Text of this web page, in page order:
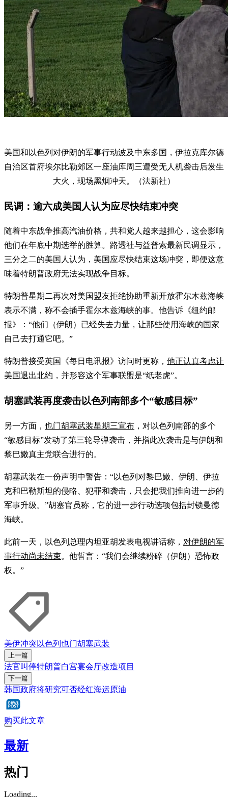
美国和以色列对伊朗的军事行动波及中东多国，伊拉克库尔德
自治区首府埃尔比勒郊区一座油库周三遭受无人机袭击后发生
大火，现场黑烟冲天。（法新社）
民调：逾六成美国人认为应尽快结束冲突
随着中东战争推高汽油价格，共和党人越来越担心，这会影响
他们在年底中期选举的胜算。路透社与益普索最新民调显示，
三分之二的美国人认为，美国应尽快结束这场冲突，即便这意
味着特朗普政府无法实现战争目标。
特朗普星期二再次对美国盟友拒绝协助重新开放霍尔木兹海峡
表示不满，称不会插手霍尔木兹海峡的事。他告诉《纽约邮
报》：“他们（伊朗）已经失去力量，让那些使用海峡的国家
自己去打通它吧。”
特朗普接受英国《每日电讯报》访问时更称， 他正认真考虑让
美国退出北约 ，并形容这个军事联盟是“纸老虎”。
胡塞武装再度袭击以色列南部多个“敏感目标”
另一方面， 也门胡塞武装星期三宣布 ，对以色列南部的多个
“敏感目标”发动了第三轮导弹袭击，并指此次袭击是与伊朗和
黎巴嫩真主党联合进行的。
胡塞武装在一份声明中警告：“以色列对黎巴嫩、伊朗、伊拉
克和巴勒斯坦的侵略、犯罪和袭击，只会把我们推向进一步的
军事升级。”胡塞官员称，它的进一步行动选项包括封锁曼德
海峡。
此前一天，以色列总理内坦亚胡发表电视讲话称， 对伊朗的军
事行动尚未结束。他誓言：“我们会继续粉碎（伊朗）恐怖政
权。”
美伊冲突 以色列 也门胡塞武装
上一篇
法官叫停特朗普白宫宴会厅改造项目
下一篇
韩国政府将研究可否经红海运原油
购买此文章
最新
热门
Loading...